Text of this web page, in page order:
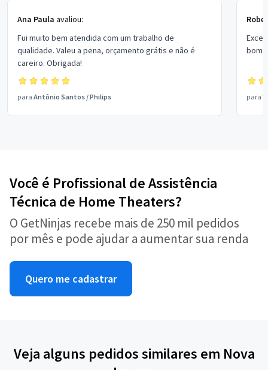
Ana Paula avaliou:
Fui muito bem atendida com um trabalho de
qualidade. Valeu a pena, orçamento grátis e não é
careiro. Obrigada!
para Antônio Santos /Philips
bom
para
Você é Profissional de Assistência
Técnica de Home Theaters?
O GetNinjas recebe mais de 250 mil pedidos
por mês e pode ajudar a aumentar sua renda
Quero me cadastrar
Veja alguns pedidos similares em Nova